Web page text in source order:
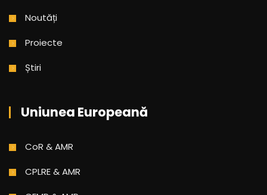
Noutăți
Proiecte
Știri
Uniunea Europeană
CoR & AMR
CPLRE & AMR